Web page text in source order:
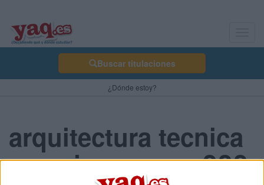
Buscar titulaciones
¿Dónde estoy?
arquitectura tecnica
en ucjc o en uax???